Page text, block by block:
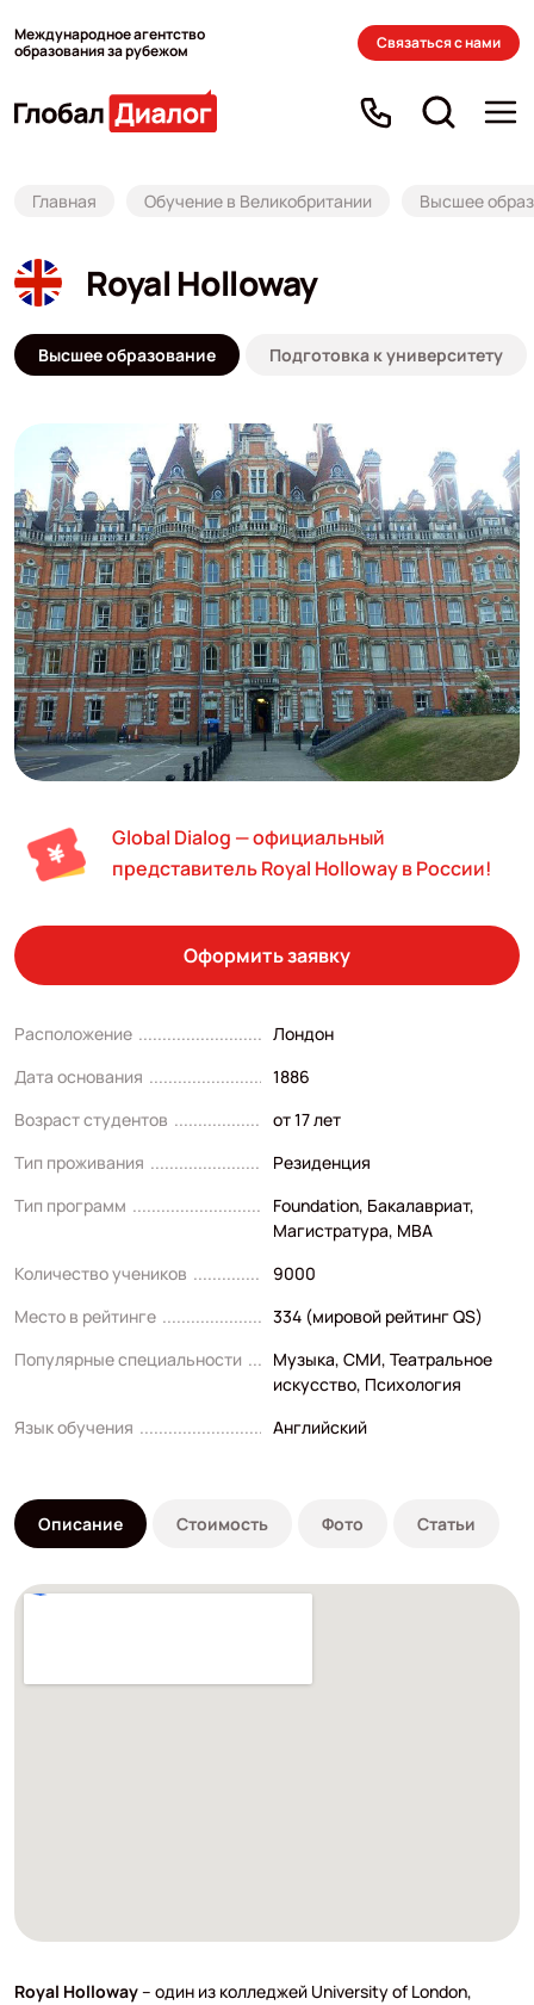
Международное агентство
образования за рубежом
Связаться с нами
Главная Обучение в Великобритании Высшее
Royal Holloway
Высшее образование Подготовка к университету
Global Dialog — официальный
представитель Royal Holloway в России!
Оформить заявку
Расположение
Лондон
Дата основания
1886
Возраст студентов
от 17 лет
Тип проживания
Резиденция
Тип программ
Foundation, Бакалавриат,
Магистратура, MBA
Количество учеников
9000
Место в рейтинге
334 (мировой рейтинг QS)
Популярные специальности
Музыка, СМИ, Театральное
искусство, Психология
Язык обучения
Английский
Описание Стоимость Фото Статьи
Royal Holloway– один из колледжей University of London,